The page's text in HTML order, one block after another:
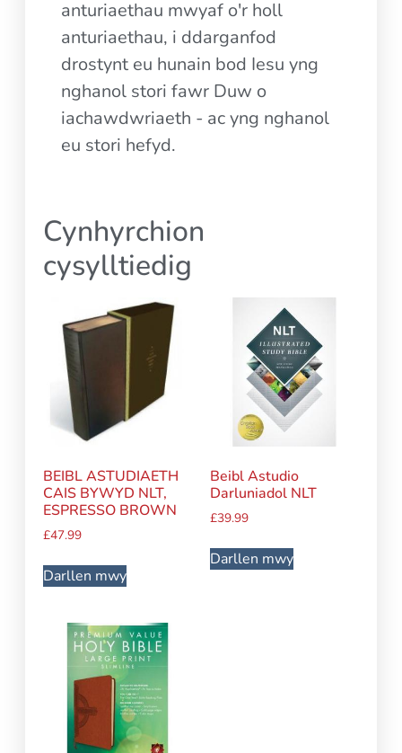
anturiaethau mwyaf o'r holl
anturiaethau, i ddarganfod
drostynt eu hunain bod Iesu yng
nghanol stori fawr Duw o
iachawdwriaeth - ac yng nghanol
eu stori hefyd.
Cynhyrchion
cysylltiedig
BEIBL ASTUDIAETH
CAIS BYWYD NLT,
ESPRESSO BROWN
£47.99
Darllen mwy
Beibl Astudio
Darluniadol NLT
£39.99
Darllen mwy